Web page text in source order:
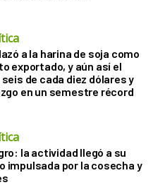
a la harina de soja como
exportado, y aún así el
de cada diez dólares y
en un semestre récord
la actividad llegó a su
impulsada por la cosecha y